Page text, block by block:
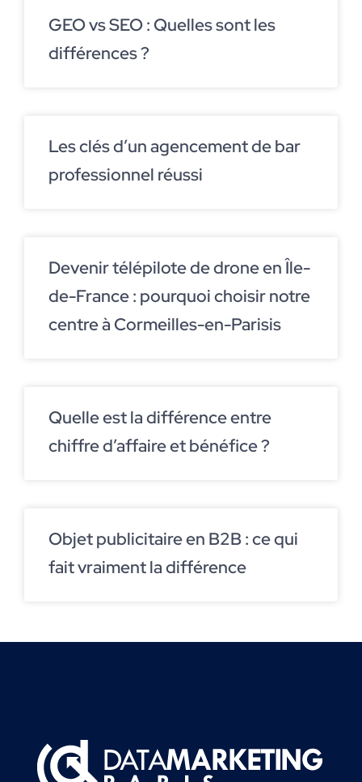
GEO vs SEO : Quelles sont les
différences ?
Les clés d’un agencement de bar
professionnel réussi
Devenir télépilote de drone en Île-
de-France : pourquoi choisir notre
centre à Cormeilles-en-Parisis
Quelle est la différence entre
chiffre d’affaire et bénéfice ?
Objet publicitaire en B2B : ce qui
fait vraiment la différence